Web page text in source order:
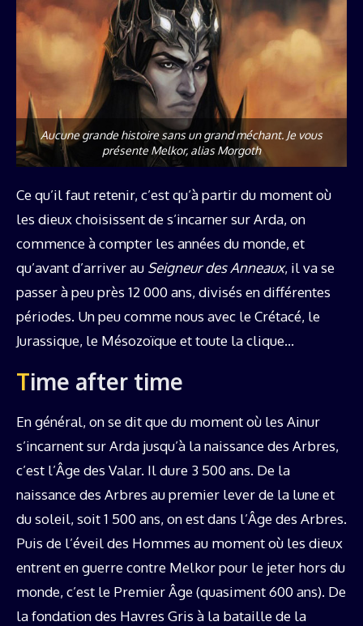
Aucune grande histoire sans un grand méchant. Je vous
présente Melkor, alias Morgoth
Ce qu’il faut retenir, c’est qu’à partir du moment où
les dieux choisissent de s’incarner sur Arda, on
commence à compter les années du monde, et
qu’avant d’arriver au Seigneur des Anneaux, il va se
passer à peu près 12 000 ans, divisés en différentes
périodes. Un peu comme nous avec le Crétacé, le
Jurassique, le Mésozoïque et toute la clique…
Time after time
En général, on se dit que du moment où les Ainur
s’incarnent sur Arda jusqu’à la naissance des Arbres,
c’est l’Âge des Valar. Il dure 3 500 ans. De la
naissance des Arbres au premier lever de la lune et
du soleil, soit 1 500 ans, on est dans l’Âge des Arbres.
Puis de l’éveil des Hommes au moment où les dieux
entrent en guerre contre Melkor pour le jeter hors du
monde, c’est le Premier Âge (quasiment 600 ans). De
la fondation des Havres Gris à la bataille de la